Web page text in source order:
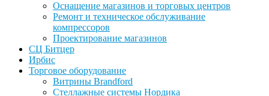
Оснащение магазинов и торговых центров
Ремонт и техническое обслуживание
компрессоров
Проектирование магазинов
СЦ Битцер
Ирбис
Торговое оборудование
Витрины Brandford
Стеллажные системы Нордика